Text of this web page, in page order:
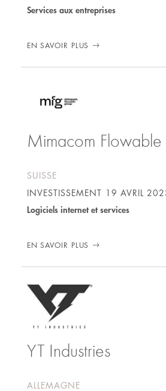
Services aux entreprises
EN SAVOIR PLUS
Mimacom
SUISSE
INVESTISSEMENT 19 AVRIL
Logiciels internet et services
EN SAVOIR PLUS
YT Industries
ALLEMAGNE